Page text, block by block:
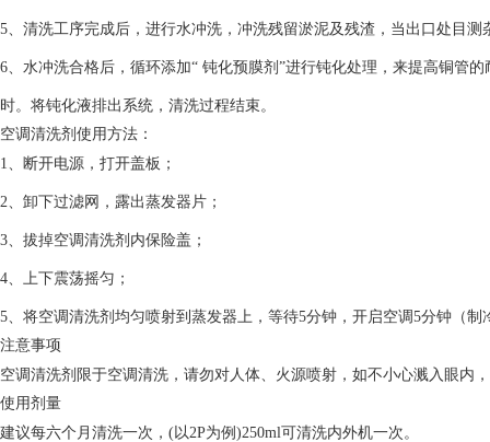
5、清洗工序完成后，进行水冲洗，冲洗残留淤泥及残渣，当出口处目
6、水冲洗合格后，循环添加“ 钝化预膜剂”进行钝化处理，来提高铜管
时。将钝化液排出系统，清洗过程结束。
空调清洗剂使用方法：
1、断开电源，打开盖板；
2、卸下过滤网，露出蒸发器片；
3、拔掉空调清洗剂内保险盖；
4、上下震荡摇匀；
5、将空调清洗剂均匀喷射到蒸发器上，等待5分钟，开启空调5分钟（制
注意事项
空调清洗剂限于空调清洗，请勿对人体、火源喷射，如不小心溅入眼内
使用剂量
建议每六个月清洗一次，(以2P为例)250ml可清洗内外机一次。